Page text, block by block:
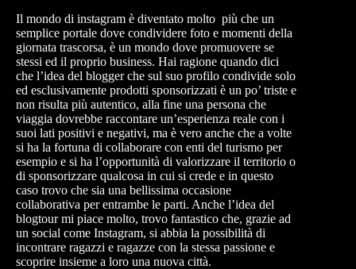
Il mondo di instagram è diventato molto più che un
semplice portale dove condividere foto e momenti della
giornata trascorsa, è un mondo dove promuovere se
stessi ed il proprio business. Hai ragione quando dici
che l’idea del blogger che sul suo profilo condivide solo
ed esclusivamente prodotti sponsorizzati è un po’ triste e
non risulta più autentico, alla fine una persona che
viaggia dovrebbe raccontare un’esperienza reale con i
suoi lati positivi e negativi, ma è vero anche che a volte
si ha la fortuna di collaborare con enti del turismo per
esempio e si ha l’opportunità di valorizzare il territorio o
di sponsorizzare qualcosa in cui si crede e in questo
caso trovo che sia una bellissima occasione
collaborativa per entrambe le parti. Anche l’idea del
blogtour mi piace molto, trovo fantastico che, grazie ad
un social come Instagram, si abbia la possibilità di
incontrare ragazzi e ragazze con la stessa passione e
scoprire insieme a loro una nuova città.